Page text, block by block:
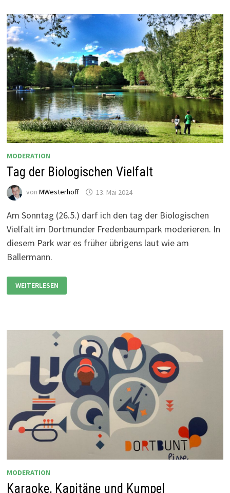
MODERATION
Tag der Biologischen Vielfalt
von MWesterhoff 13. Mai 2024
Am Sonntag (26.5.) darf ich den tag der Biologischen
Vielfalt im Dortmunder Fredenbaumpark moderieren. In
diesem Park war es früher übrigens laut wie am
Ballermann.
DER
BIOLOGISCHEN
WEITERLESEN
MODERATION
Karaoke, Kapitäne und Kumpel